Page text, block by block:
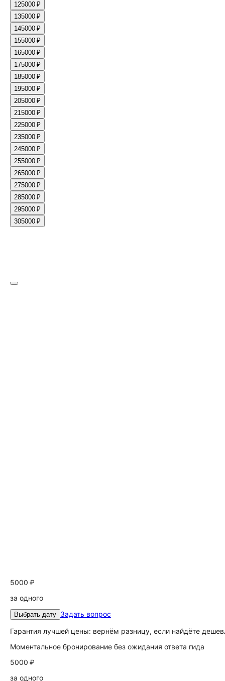
125000 ₽
135000 ₽
145000 ₽
155000 ₽
165000 ₽
175000 ₽
185000 ₽
195000 ₽
205000 ₽
215000 ₽
225000 ₽
235000 ₽
245000 ₽
255000 ₽
265000 ₽
275000 ₽
285000 ₽
295000 ₽
305000 ₽
5000 ₽
за одного
Выбрать дату Задать вопрос
Гарантия лучшей цены: вернём разницу, если найдёте
Моментальное бронирование без ожидания ответа гида
5000 ₽
за одного